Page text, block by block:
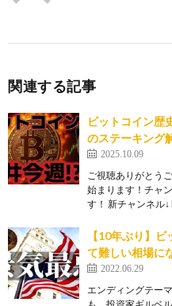
関連する記事
ビットコイン歴
のステーキング
2025.10.09
ご視聴ありがとう
始まります！チャ
す！ 新チャンネル
【10年ぶり】
て難しい相場に
2022.06.29
エンディングテー